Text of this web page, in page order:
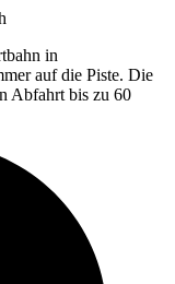
in
auf die Piste. Die
Abfahrt bis zu 60